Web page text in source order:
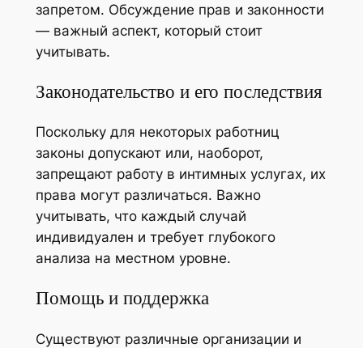
запретом. Обсуждение прав и законности
— важный аспект, который стоит
учитывать.
Законодательство и его последствия
Поскольку для некоторых работниц
законы допускают или, наоборот,
запрещают работу в интимных услугах, их
права могут различаться. Важно
учитывать, что каждый случай
индивидуален и требует глубокого
анализа на местном уровне.
Помощь и поддержка
Существуют различные организации и